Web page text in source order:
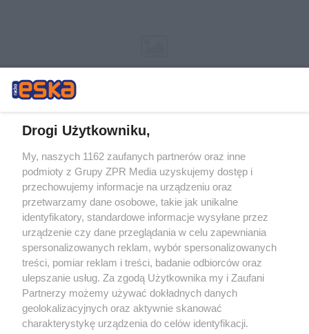
Żaden utwór zamieszczony w serwisie nie może być powielany i
rozpowszechniany lub dalej rozpowszechniany w jakikolwiek sposób (w
tym także elektroniczny lub mechaniczny) na jakimkolwiek polu
eksploatacji w jakiejkolwiek formie, włącznie z umieszczaniem w
Internecie bez pisemnej zgody właściciela praw. Jakiekolwiek użycie lub
wykorzystanie utworów w całości lub w części z naruszeniem prawa,
tzn. bez właściwej zgody, jest zabronione pod groźbą kary i może być
ścigane prawnie.
Drogi Użytkowniku,
My, naszych 1162 zaufanych partnerów oraz inne
podmioty z Grupy ZPR Media uzyskujemy dostęp i
przechowujemy informacje na urządzeniu oraz
przetwarzamy dane osobowe, takie jak unikalne
identyfikatory, standardowe informacje wysyłane przez
urządzenie czy dane przeglądania w celu zapewniania
spersonalizowanych reklam, wybór spersonalizowanych
treści, pomiar reklam i treści, badanie odbiorców oraz
ulepszanie usług. Za zgodą Użytkownika my i Zaufani
Partnerzy możemy używać dokładnych danych
geolokalizacyjnych oraz aktywnie skanować
charakterystykę urządzenia do celów identyfikacji.